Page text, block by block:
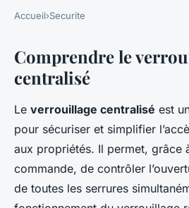
Accueil›Securite
Comprendre le
centralisé
Le verrouillage centralisé est
pour sécuriser et simplifier
aux propriétés. Il permet, grâce
commande, de contrôler
de toutes les serrures